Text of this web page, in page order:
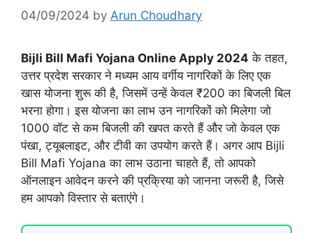
04/09/2024 by Arun Choudhary
Bijli Bill Mafi Yojana Online Apply 2024 के तहत,
उत्तर प्रदेश सरकार ने मध्यम आय वर्गीय नागरिकों के लिए एक
खास योजना शुरू की है, जिसमें उन्हें केवल ₹200 का बिजली बिल
भरना होगा। इस योजना का लाभ उन नागरिकों को मिलेगा जो
1000 वॉट से कम बिजली की खपत करते हैं और जो केवल एक
पंखा, ट्यूबलाइट, और टीवी का उपयोग करते हैं। अगर आप Bijli
Bill Mafi Yojana का लाभ उठाना चाहते हैं, तो आपको
ऑनलाइन आवेदन करने की प्रक्रिया को जानना जरूरी है, जिसे
हम आपको विस्तार से बताएंगे।